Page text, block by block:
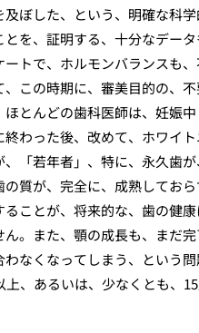
ぼした、という、明確な科
を、証明する、十分なデー
トで、ホルモンバランスも
この時期に、審美目的の、
とんどの歯科医師は、妊娠
わった後、改めて、ホワイ
「若年者」、特に、永久歯
質が、完全に、成熟してお
ことが、将来的な、歯の健
。また、顎の成長も、まだ
なくなってしまう、という
上、あるいは、少なくとも、